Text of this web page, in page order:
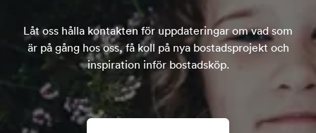
Låt oss hålla kontakten för uppdateringar om vad som
är på gång hos oss, få koll på nya bostadsprojekt och
inspiration inför bostadsköp.